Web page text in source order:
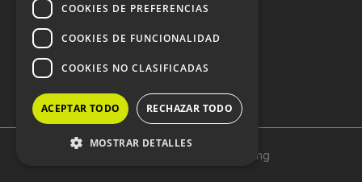
DOSSIER Y CONTRATACIÓN
Dossier 2026 (ES)
Dossier 2026 (EN)
Copyright © 2024 HostelVending
COOKIES DE PREFERENCIAS
COOKIES DE FUNCIONALIDAD
COOKIES NO CLASIFICADAS
ACEPTAR TODO RECHAZAR TODO
MOSTRAR DETALLES